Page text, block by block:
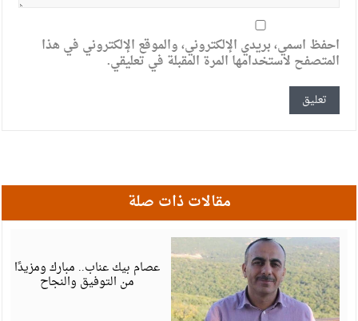
احفظ اسمي، بريدي الإلكتروني، والموقع الإلكتروني في هذا
المتصفح لاستخدامها المرة المقبلة في تعليقي.
مقالات ذات صلة
عصام بيك عناب.. مبارك ومزيدًا
من التوفيق والنجاح